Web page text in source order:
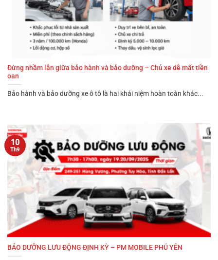
Đừng nhầm lẫn giữa bảo hành và bảo dưỡng – Chủ xe dễ mất tiền
oan
Bảo hành và bảo dưỡng xe ô tô là hai khái niệm hoàn toàn khác...
BẢO DƯỠNG LƯU ĐỘNG ĐỊNH KỲ – PM MOBILE PHÚ YÊN
10
Th9